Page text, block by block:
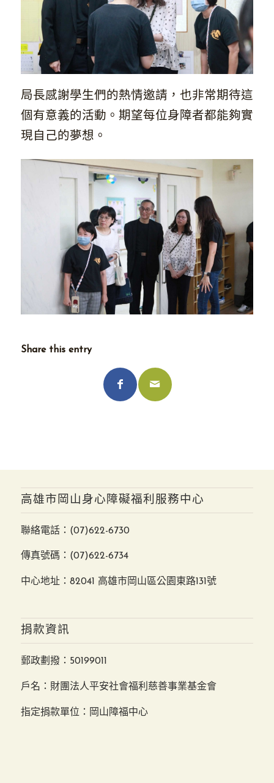
局長感謝學生們的熱情邀請，也非常期待這
個有意義的活動。期望每位身障者都能夠實
現自己的夢想。
Share this entry
高雄市岡山身心障礙福利服務中心
聯絡電話： (07)622-6730
傳真號碼：(07)622-6734
中心地址：82041 高雄市岡山區公園東路131號
捐款資訊
郵政劃撥：50199011
戶名：財團法人平安社會福利慈善事業基金會
指定捐款單位：岡山障福中心